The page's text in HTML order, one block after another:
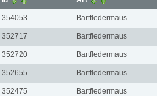
354053 Bartfledermaus
352717 Bartfledermaus
352720 Bartfledermaus
352655 Bartfledermaus
352475 Bartfledermaus